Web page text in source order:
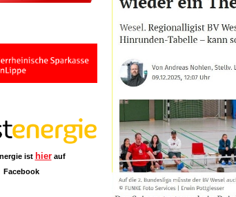
ist hierauf
Facebook